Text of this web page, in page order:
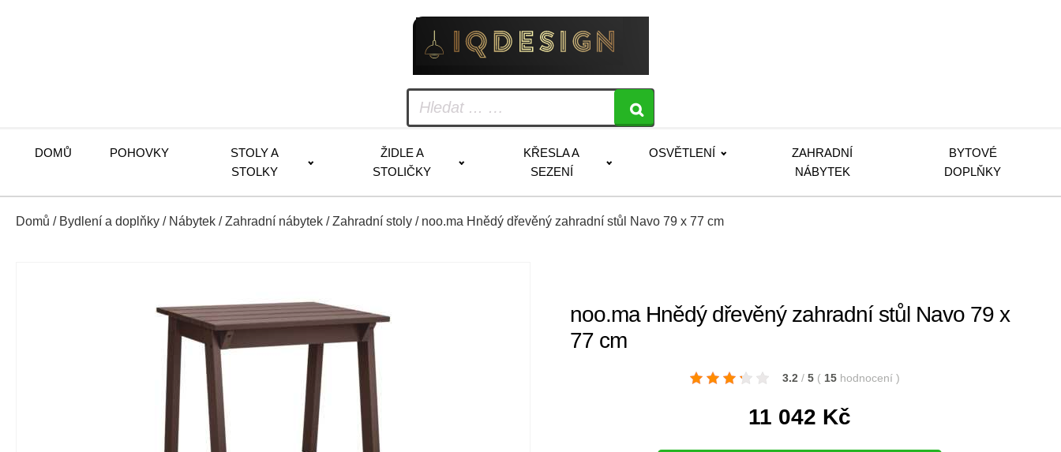
DOMŮ POHOVKY
STOLY A
STOLKY
ŽIDLE A
STOLIČKY
KŘESLA A
SEZENÍ
OSVĚTLENÍ
ZAHRADNÍ
NÁBYTEK
BYTOVÉ
DOPLŇKY
Domů / Bydlení a doplňky / Nábytek /Zahradní nábytek /Zahradní stoly / noo.ma Hnědý dřevěný zahradní stůl Navo 79 x 77 cm
noo.ma Hnědý dřevěný zahradní stůl Navo 79 x
77 cm
3.2 / 5 ( 15 hodnocení )
11 042 Kč